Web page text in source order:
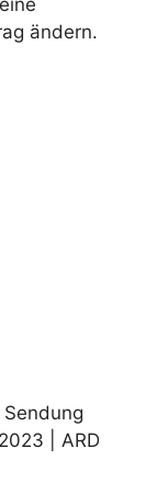
ändern.
| ARD